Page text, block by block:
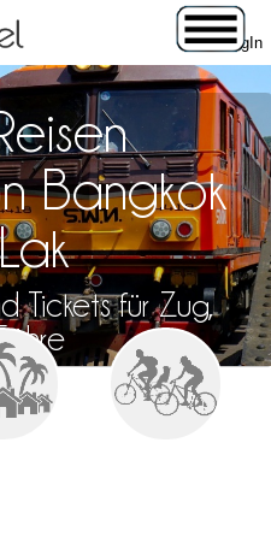
Bangkok
Tickets für Zug,